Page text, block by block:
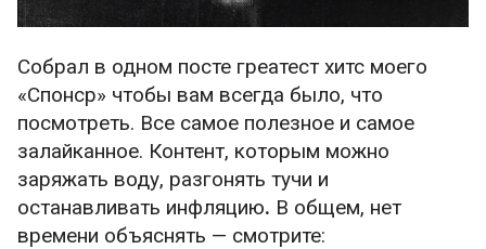
Собрал в одном посте греатест хитс моего
«Спонср» чтобы вам всегда было, что
посмотреть. Все самое полезное и самое
залайканное. Контент, которым можно
заряжать воду, разгонять тучи и
останавливать инфляцию. В общем, нет
времени объяснять — смотрите: